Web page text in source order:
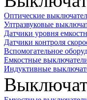
Оптические
Ултразвуковые
Датчики уровня
Датчики контроля
Вспомогательное
Емкостные
Индуктивные